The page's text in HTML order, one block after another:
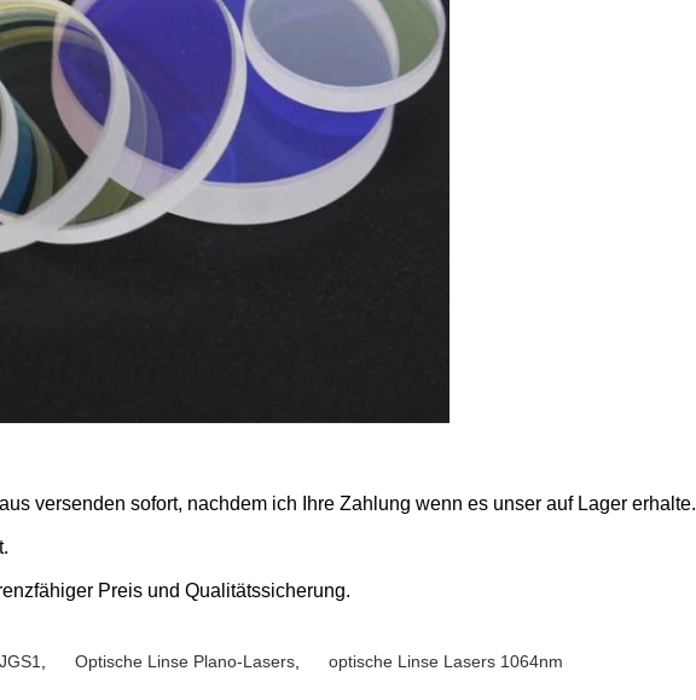
versenden sofort, nachdem ich Ihre Zahlung wenn es unser auf Lager erhalte.
Preis und Qualitätssicherung.
Optische Linse Plano-Lasers optische Linse Lasers 1064nm